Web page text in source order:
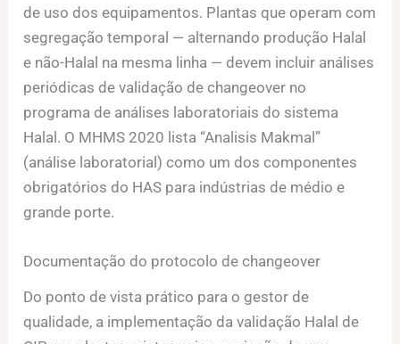
de uso dos equipamentos. Plantas que operam com
segregação temporal — alternando produção Halal
e não-Halal na mesma linha — devem incluir análises
periódicas de validação de changeover no
programa de análises laboratoriais do sistema
Halal. O MHMS 2020 lista “Analisis Makmal”
(análise laboratorial) como um dos componentes
obrigatórios do HAS para indústrias de médio e
grande porte.
Documentação do protocolo de changeover
Do ponto de vista prático para o gestor de
qualidade, a implementação da validação Halal de